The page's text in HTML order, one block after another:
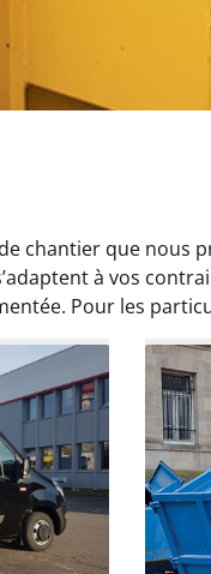
chantier que nous
à vos
Pour les